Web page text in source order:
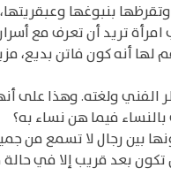
بنبوغها
تريد أن تعرف مع
لها أنه كون فاتن
الفني ولغته. وهذا على
بالنساء فيما هن نساء به؟
بين رجال لا تسمع من
بعد قريب إلا في حالة